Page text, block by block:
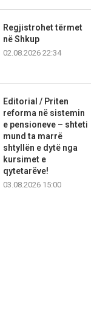
Regjistrohet tërmet
në Shkup
02.08.2026 22:34
Editorial / Priten
reforma në sistemin
e pensioneve – shteti
mund ta marrë
shtyllën e dytë nga
kursimet e
qytetarëve!
03.08.2026 15:00